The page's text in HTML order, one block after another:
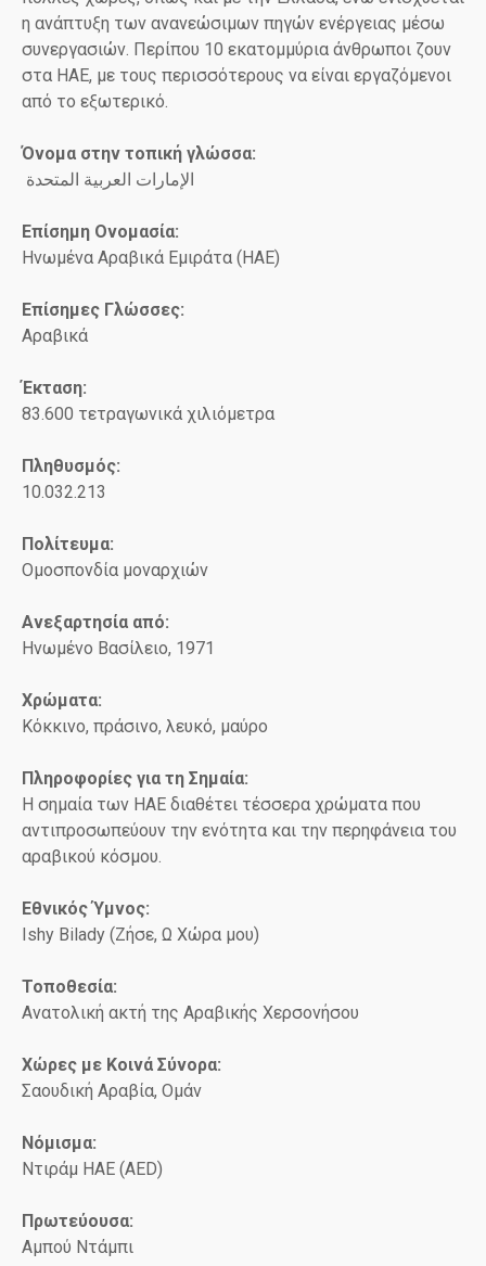
η ανάπτυξη των ανανεώσιμων πηγών ενέργειας μέσω
συνεργασιών. Περίπου 10 εκατομμύρια άνθρωποι ζουν
στα ΗΑΕ, με τους περισσότερους να είναι εργαζόμενοι
από το εξωτερικό.
Όνομα στην τοπική γλώσσα:
الإمارات العربية المتحدة
Επίσημη Ονομασία:
Ηνωμένα Αραβικά Εμιράτα (ΗΑΕ)
Επίσημες Γλώσσες:
Αραβικά
Έκταση:
83.600 τετραγωνικά χιλιόμετρα
Πληθυσμός:
10.032.213
Πολίτευμα:
Ομοσπονδία μοναρχιών
Ανεξαρτησία από:
Ηνωμένο Βασίλειο, 1971
Χρώματα:
Κόκκινο, πράσινο, λευκό, μαύρο
Πληροφορίες για τη Σημαία:
Η σημαία των ΗΑΕ διαθέτει τέσσερα χρώματα που
αντιπροσωπεύουν την ενότητα και την περηφάνεια του
αραβικού κόσμου.
Εθνικός Ύμνος:
Ishy Bilady (Ζήσε, Ω Χώρα μου)
Τοποθεσία:
Ανατολική ακτή της Αραβικής Χερσονήσου
Χώρες με Κοινά Σύνορα:
Σαουδική Αραβία, Ομάν
Νόμισμα:
Ντιράμ ΗΑΕ (AED)
Πρωτεύουσα:
Αμπού Ντάμπι